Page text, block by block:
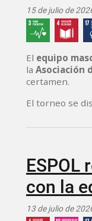
15 de julio de
El equipo
la Asociación
certamen.
El torneo se
ESPOL
con la
13 de julio de